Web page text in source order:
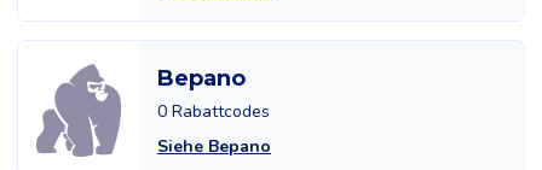
Bepano
0 Rabattcodes
Siehe Bepano